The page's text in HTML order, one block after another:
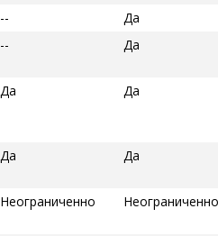
--
Да
-- Да
Да Да
Да Да
Неограниченно Неограниченно